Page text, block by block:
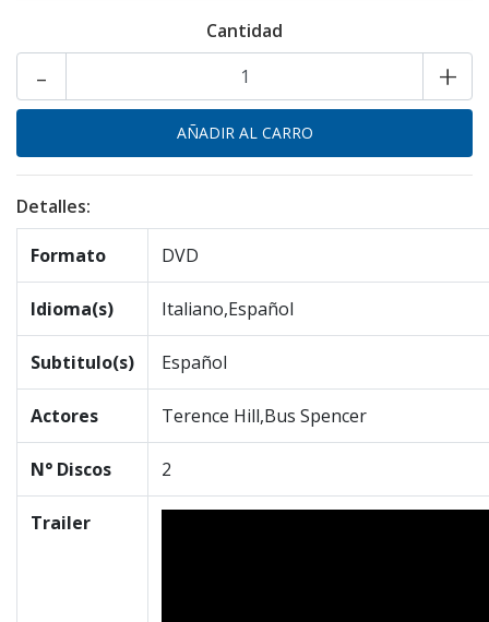
Cantidad
+
-
Detalles:
Formato DVD
Idioma(s) Italiano,Español
Subtitulo(s) Español
Actores Terence Hill,Bus Spencer
N° Discos 2
Trailer